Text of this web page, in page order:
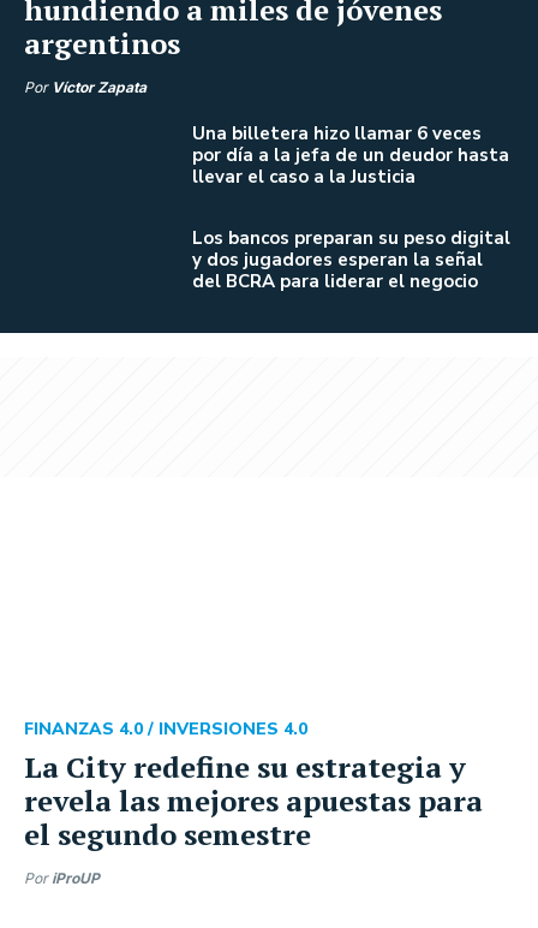
hundiendo a miles de jóvenes
argentinos
Por Víctor Zapata
Una billetera hizo llamar 6 veces
por día a la jefa de un deudor hasta
llevar el caso a la Justicia
Los bancos preparan su peso digital
y dos jugadores esperan la señal
del BCRA para liderar el negocio
La City redefine su estrategia y
revela las mejores apuestas para
el segundo semestre
FINANZAS 4.0 / INVERSIONES 4.0
Por iProUP